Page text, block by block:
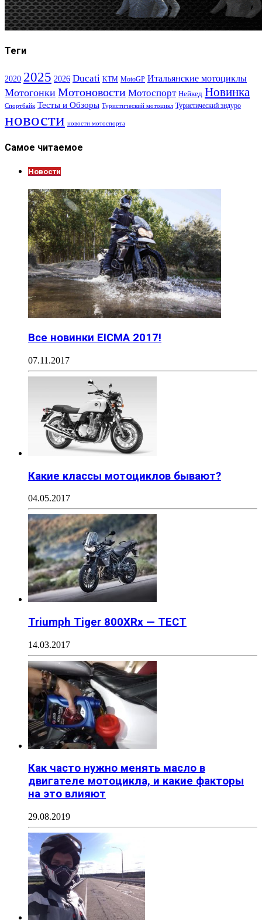
Теги
2020 2025 2026 Ducati KTM MotoGP Итальянские мотоциклы
Мотогонки Мотоновости Мотоспорт Нейкед Новинка
Спортбайк Тесты и Обзоры Туристический мотоцикл Туристический эндуро
новости новости мотоспорта
Самое читаемое
Новости
Все новинки EICMA 2017!
07.11.2017
Какие классы мотоциклов бывают?
04.05.2017
Triumph Tiger 800XRx — ТЕСТ
14.03.2017
Как часто нужно менять масло в
двигателе мотоцикла, и какие факторы
на это влияют
29.08.2019